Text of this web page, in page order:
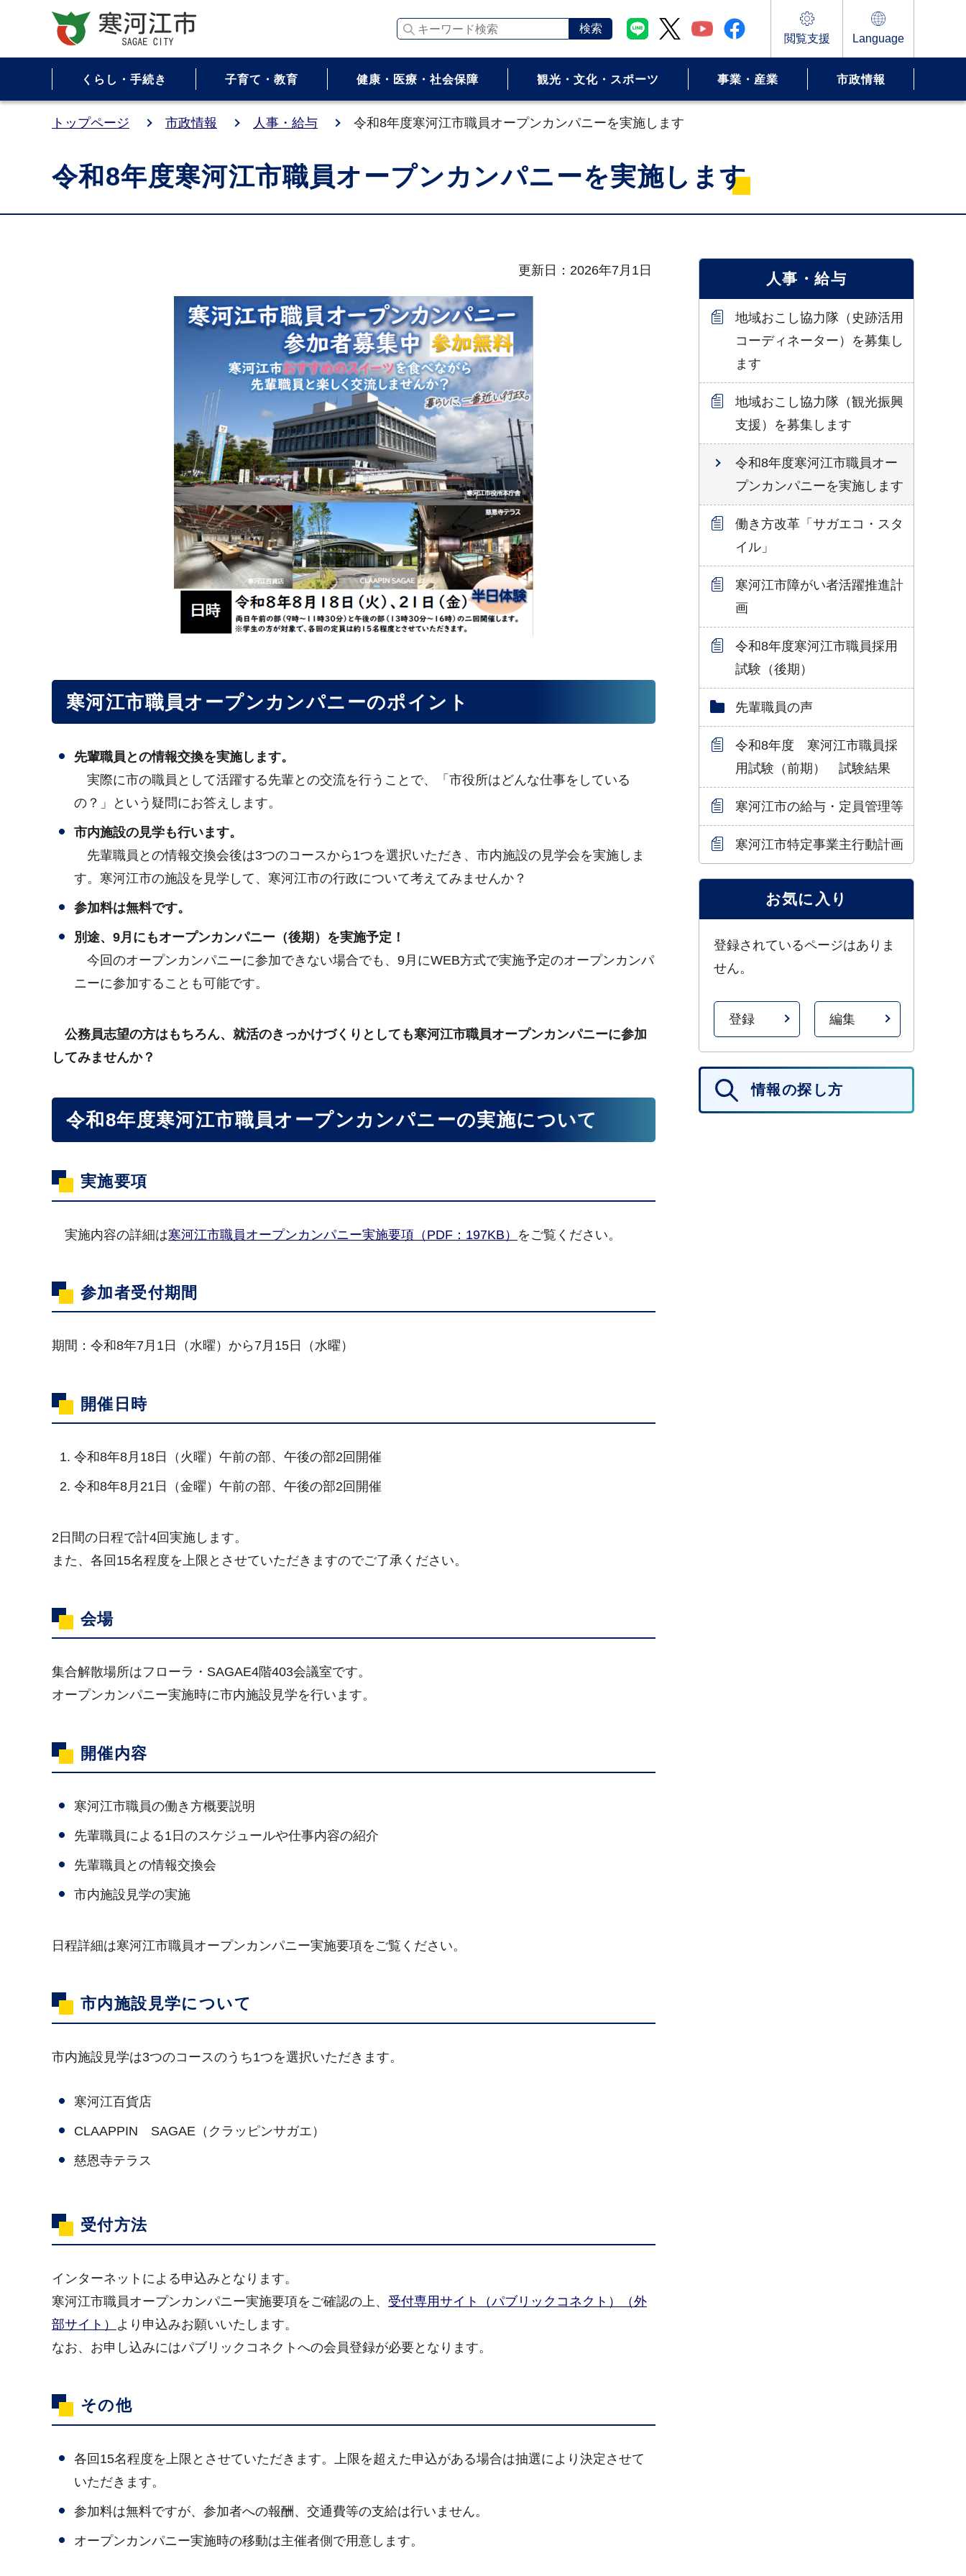
キーワード検索
閲覧支援 Language
くらし・手続き 子育て・教育 健康・医療・社会保障 観光・文化・スポーツ 事業・産業 市政情報
トップページ 市政情報 人事・給与 令和8年度寒河江市職員オープンカンパニーを実施します
令和8年度寒河江市職員オープンカンパニーを実施します
更新日：2026年7月1日
寒河江市職員オープンカンパニーのポイント
先輩職員との情報交換を実施します。
実際に市の職員として活躍する先輩との交流を行うことで、「市役所はどんな仕事をしている
の？」という疑問にお答えします。
市内施設の見学も行います。
先輩職員との情報交換会後は3つのコースから1つを選択いただき、市内施設の見学会を実施しま
す。寒河江市の施設を見学して、寒河江市の行政について考えてみませんか？
参加料は無料です。
別途、9月にもオープンカンパニー（後期）を実施予定！
今回のオープンカンパニーに参加できない場合でも、9月にWEB方式で実施予定のオープンカンパ
ニーに参加することも可能です。
公務員志望の方はもちろん、就活のきっかけづくりとしても寒河江市職員オープンカンパニーに参加
してみませんか？
令和8年度寒河江市職員オープンカンパニーの実施について
実施要項
実施内容の詳細は寒河江市職員オープンカンパニー実施要項（PDF：197KB） をご覧ください。
参加者受付期間
期間：令和8年7月1日（水曜）から7月15日（水曜）
開催日時
令和8年8月18日（火曜）午前の部、午後の部2回開催
令和8年8月21日（金曜）午前の部、午後の部2回開催
2日間の日程で計4回実施します。
また、各回15名程度を上限とさせていただきますのでご了承ください。
会場
集合解散場所はフローラ・SAGAE4階403会議室です。
オープンカンパニー実施時に市内施設見学を行います。
開催内容
寒河江市職員の働き方概要説明
先輩職員による1日のスケジュールや仕事内容の紹介
先輩職員との情報交換会
市内施設見学の実施
日程詳細は寒河江市職員オープンカンパニー実施要項をご覧ください。
市内施設見学について
市内施設見学は3つのコースのうち1つを選択いただきます。
寒河江百貨店
CLAAPPIN SAGAE（クラッピンサガエ）
慈恩寺テラス
受付方法
インターネットによる申込みとなります。
寒河江市職員オープンカンパニー実施要項をご確認の上、 受付専用サイト（パブリックコネクト）（外
部サイト） より申込みお願いいたします。
なお、お申し込みにはパブリックコネクトへの会員登録が必要となります。
その他
各回15名程度を上限とさせていただきます。上限を超えた申込がある場合は抽選により決定させて
いただきます。
参加料は無料ですが、参加者への報酬、交通費等の支給は行いません。
オープンカンパニー実施時の移動は主催者側で用意します。
人事・給与
地域おこし協力隊（史跡活用
コーディネーター）を募集し
ます
地域おこし協力隊（観光振興
支援）を募集します
令和8年度寒河江市職員オー
プンカンパニーを実施します
働き方改革「サガエコ・スタ
イル」
寒河江市障がい者活躍推進計
画
令和8年度寒河江市職員採用
試験（後期）
先輩職員の声
令和8年度 寒河江市職員採
用試験（前期） 試験結果
寒河江市の給与・定員管理等
寒河江市特定事業主行動計画
お気に入り
登録されているページはありま
せん。
登録 編集
情報の探し方